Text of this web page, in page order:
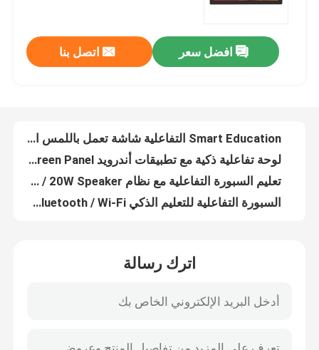
معلومات عنا
مراقبة الجودة
اتصل بنا
السبورة التفاعلية الذكية
تعليم السبورة التفاعلية
افضل سعر اتصل بنا
Smart Education التفاعلية شاشة تعمل باللمس الرقمية لافتات مع نظام تشغيل Android 11.0 / 12.0 OS المدمج خيار الكاميرا 13 ميجابكسل / 48 ميجابكسل
Smart Education التفاعلية شاشة تعمل باللمس الرقمية لافتات مع نظام تشغيل Android 11.0 / 12.0 OS المدمج خيار الكاميرا 13 ميجابكسل / 48 ميجابكسل
لوحة تفاعلية ذكية مع تطبيقات أندرويد HDMI / USB / Bluetooth / Wi-Fi Connectivity LED / LCD Screen Panel
تعليم السبورة التفاعلية مع نظام Android 11.0 / 12.0 OS LED / LCD Screen Panel 2x15W / 20W Speaker
السبورة التفاعلية للتعليم الذكي Nano Blackboard HDMI / USB / Bluetooth / Wi-Fi للفصول المدرسية
اترك رسالة